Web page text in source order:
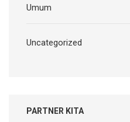
Umum
Uncategorized
PARTNER KITA